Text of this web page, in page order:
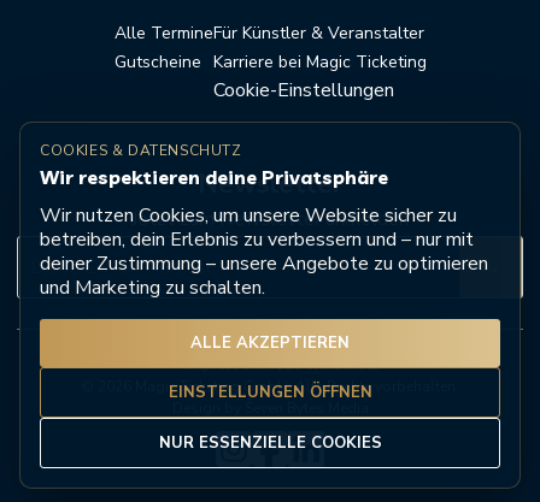
Alle Termine
Gutscheine
Für Künstler & Veranstalter
Karriere bei Magic Ticketing
Cookie-Einstellungen
Newsletter
Jetzt zum Newsletter anmelden
→
ImpressumAGBDatenschutz
© 2026 Magic Ticketing GmbH. Alle Rechte vorbehalten.
COOKIES & DATENSCHUTZ
Wir respektieren deine Privatsphäre
Wir nutzen Cookies, um unsere Website sicher zu
betreiben, dein Erlebnis zu verbessern und – nur mit
deiner Zustimmung – unsere Angebote zu optimieren
und Marketing zu schalten.
ALLE AKZEPTIEREN
EINSTELLUNGEN ÖFFNEN
NUR ESSENZIELLE COOKIES